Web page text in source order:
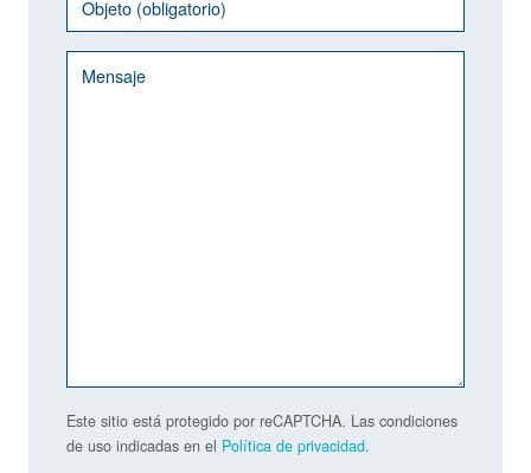
Este sitio está protegido por reCAPTCHA. Las condiciones
de uso indicadas en el Política de privacidad.